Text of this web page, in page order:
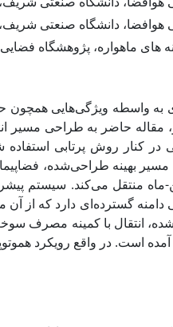
دانشگاه صنعتی شریف،
های ماهواره، پژوهشگاه فضایی
به واسطه ویژگی‌هایی
مقاله حاضر به طراحی مسیر
در کنار روش پرتابی
منتقل می‌کند. سیستم
دامنه گسترده‌ای دارد که از
انتقال با کمینه مصرف
است. در واقع رویکرد